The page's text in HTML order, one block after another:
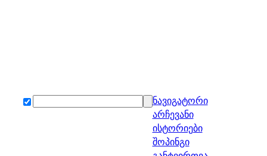
ნავიგატორი
არჩევანი
ისტორიები
შოპინგი